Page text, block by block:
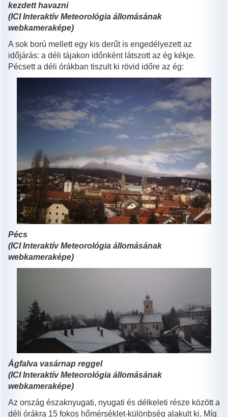
kezdett havazni
(ICI Interaktív Meteorológia állomásának
webkameraképe)
A sok ború mellett egy kis derűt is engedélyezett az
időjárás: a déli tájakon időnként látszott az ég kékje.
Pécsett a déli órákban tiszult ki rövid időre az ég:
Pécs
(ICI Interaktív Meteorológia állomásának
webkameraképe)
Ágfalva vasárnap reggel
(ICI Interaktív Meteorológia állomásának
webkameraképe)
Az ország északnyugati, nyugati és délkeleti része között a
déli órákra 15 fokos hőmérséklet-különbség alakult ki. Míg